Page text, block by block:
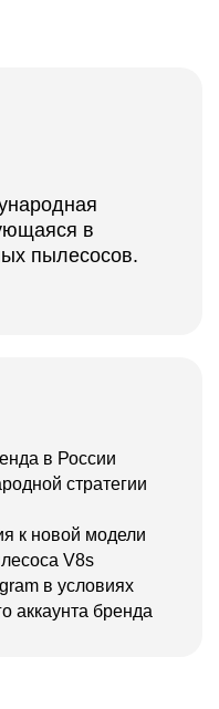
в
пылесосов.
в России
стратегии
к новой модели
V8s
в условиях
аккаунта бренда